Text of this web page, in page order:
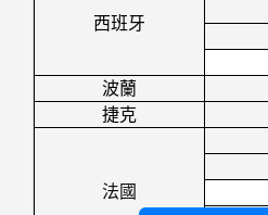
西班牙
波蘭
捷克
法國